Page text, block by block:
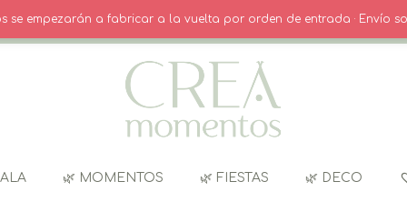
INICIO SESIÓN / REGISTRO CARRITO
🌿 MOMENTOS 🌿 FIESTAS 🌿 DECO
empezarán a fabricar a la vuelta por orden de entrada · Envío